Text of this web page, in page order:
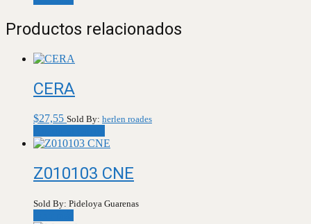
Productos relacionados
CERA
$27,55 Sold By: herlen roades
Z010103 CNE
Sold By: Pideloya Guarenas